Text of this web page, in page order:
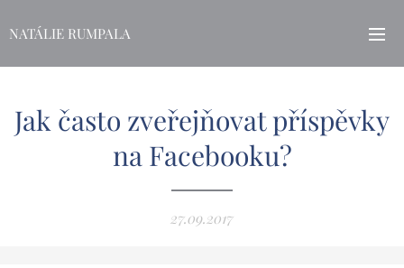
NATÁLIE RUMPALA
Jak často zveřejňovat příspěvky
na Facebooku?
27.09.2017